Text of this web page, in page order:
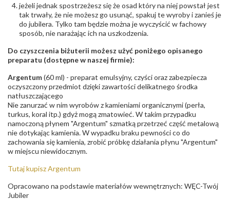
jeżeli jednak spostrzeżesz się że osad który na niej powstał jest
tak trwały, że nie możesz go usunąć, spakuj te wyroby i zanieś je
do jubilera. Tylko tam będzie można je wyczyścić w fachowy
sposób, nie narażając ich na uszkodzenia.
Do czyszczenia biżuterii możesz użyć poniżego opisanego
preparatu (dostępne w naszej firmie):
Argentum(60 ml) - preparat emulsyjny, czyści oraz zabezpiecza
oczyszczony przedmiot dzięki zawartości delikatnego środka
natłuszczającego
Nie zanurzać w nim wyrobów z kamieniami organicznymi (perła,
turkus, koral itp.) gdyż mogą zmatowieć. W takim przypadku
namoczoną płynem "Argentum" szmatką przetrzeć część metalową
nie dotykając kamienia. W wypadku braku pewności co do
zachowania się kamienia, zrobić próbkę działania płynu "Argentum"
w miejscu niewidocznym.
Tutaj kupisz Argentum
Opracowano na podstawie materiałów wewnętrznych: WĘC-Twój
Jubiler